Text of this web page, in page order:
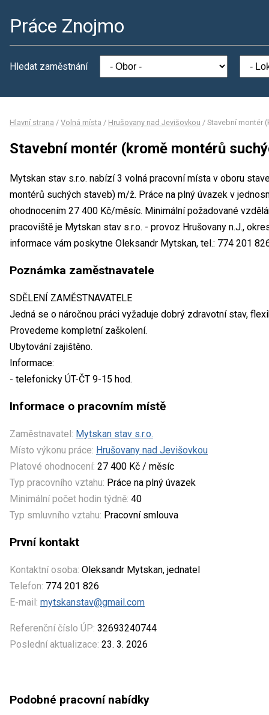
Práce Znojmo
Hledat zaměstnání
Hlavní strana / Volná místa / Hrušovany nad Jevišovkou / Stavební montér
Stavební montér (kromě montérů
Mytskan stav s.r.o. nabízí 3 volná pracovní místa v oboru
montérů suchých staveb) m/ž. Práce na plný úvazek v
ohodnocením 27 400 Kč/měsíc. Minimální požadované
pracoviště je Mytskan stav s.r.o. - provoz Hrušovany n.J.,
informace vám poskytne Oleksandr Mytskan, tel.: 774 201
Poznámka zaměstnavatele
SDĚLENÍ ZAMĚSTNAVATELE
Jedná se o náročnou práci vyžaduje dobrý zdravotní stav,
Provedeme kompletní zaškolení.
Ubytování zajištěno.
Informace:
- telefonicky ÚT-ČT 9-15 hod.
Informace o pracovním místě
Zaměstnavatel: Mytskan stav s.r.o.
Místo výkonu práce: Hrušovany nad Jevišovkou
Platové ohodnocení: 27 400 Kč / měsíc
Typ pracovního vztahu: Práce na plný úvazek
Minimální počet hodin týdně: 40
Typ smluvního vztahu: Pracovní smlouva
První kontakt
Kontaktní osoba: Oleksandr Mytskan, jednatel
Telefon: 774 201 826
E-mail: mytskanstav@gmail.com
Referenční číslo ÚP: 32693240744
Poslední aktualizace: 23. 3. 2026
Podobné pracovní nabídky